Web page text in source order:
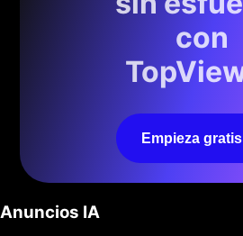
con
Empieza gratis
Anuncios IA